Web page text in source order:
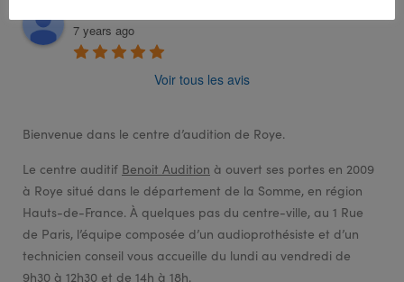
7 years ago
Voir tous les avis
Bienvenue dans le centre d’audition de Roye.
Le centre auditif Benoit Audition à ouvert ses portes en 2009
à Roye situé dans le département de la Somme, en région
Hauts-de-France. À quelques pas du centre-ville, au 1 Rue
de Paris, l’équipe composée d’un audioprothésiste et d’un
technicien conseil vous accueille du lundi au vendredi de
9h30 à 12h30 et de 14h à 18h.